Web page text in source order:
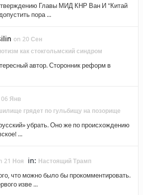
Главы МИД КНР Ван И "Китай
пора ...
on 20 Сен
как стокгольмский синдром
автор. Сторонник реформ в
Янв
грядет по гульбищу на позорище
убрать. Оно же по происхождению
...
21 Ноя in: Настоящий Трамп
что можно было бы прокомментировать.
изве ...